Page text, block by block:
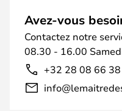
Avez-vous
Contactez notre
08.30 - 16.00
+32 28 08 66 38